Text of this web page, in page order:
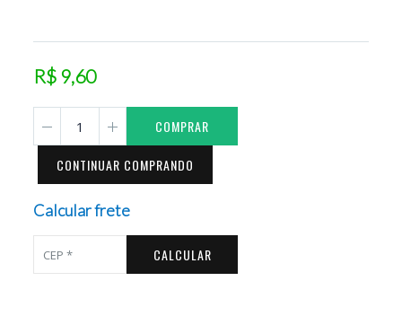
R$ 9,60
COMPRAR
CONTINUAR COMPRANDO
Calcular frete
CALCULAR